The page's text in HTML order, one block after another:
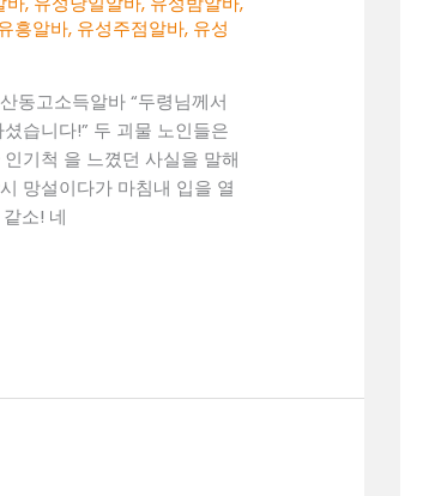
흥알바, 유성주점알바, 유성
동고소득알바 “두령님께서
습니다!” 두 괴물 노인들은
기척 을 느꼈던 사실을 말해
망설이다가 마침내 입을 열
소! 네